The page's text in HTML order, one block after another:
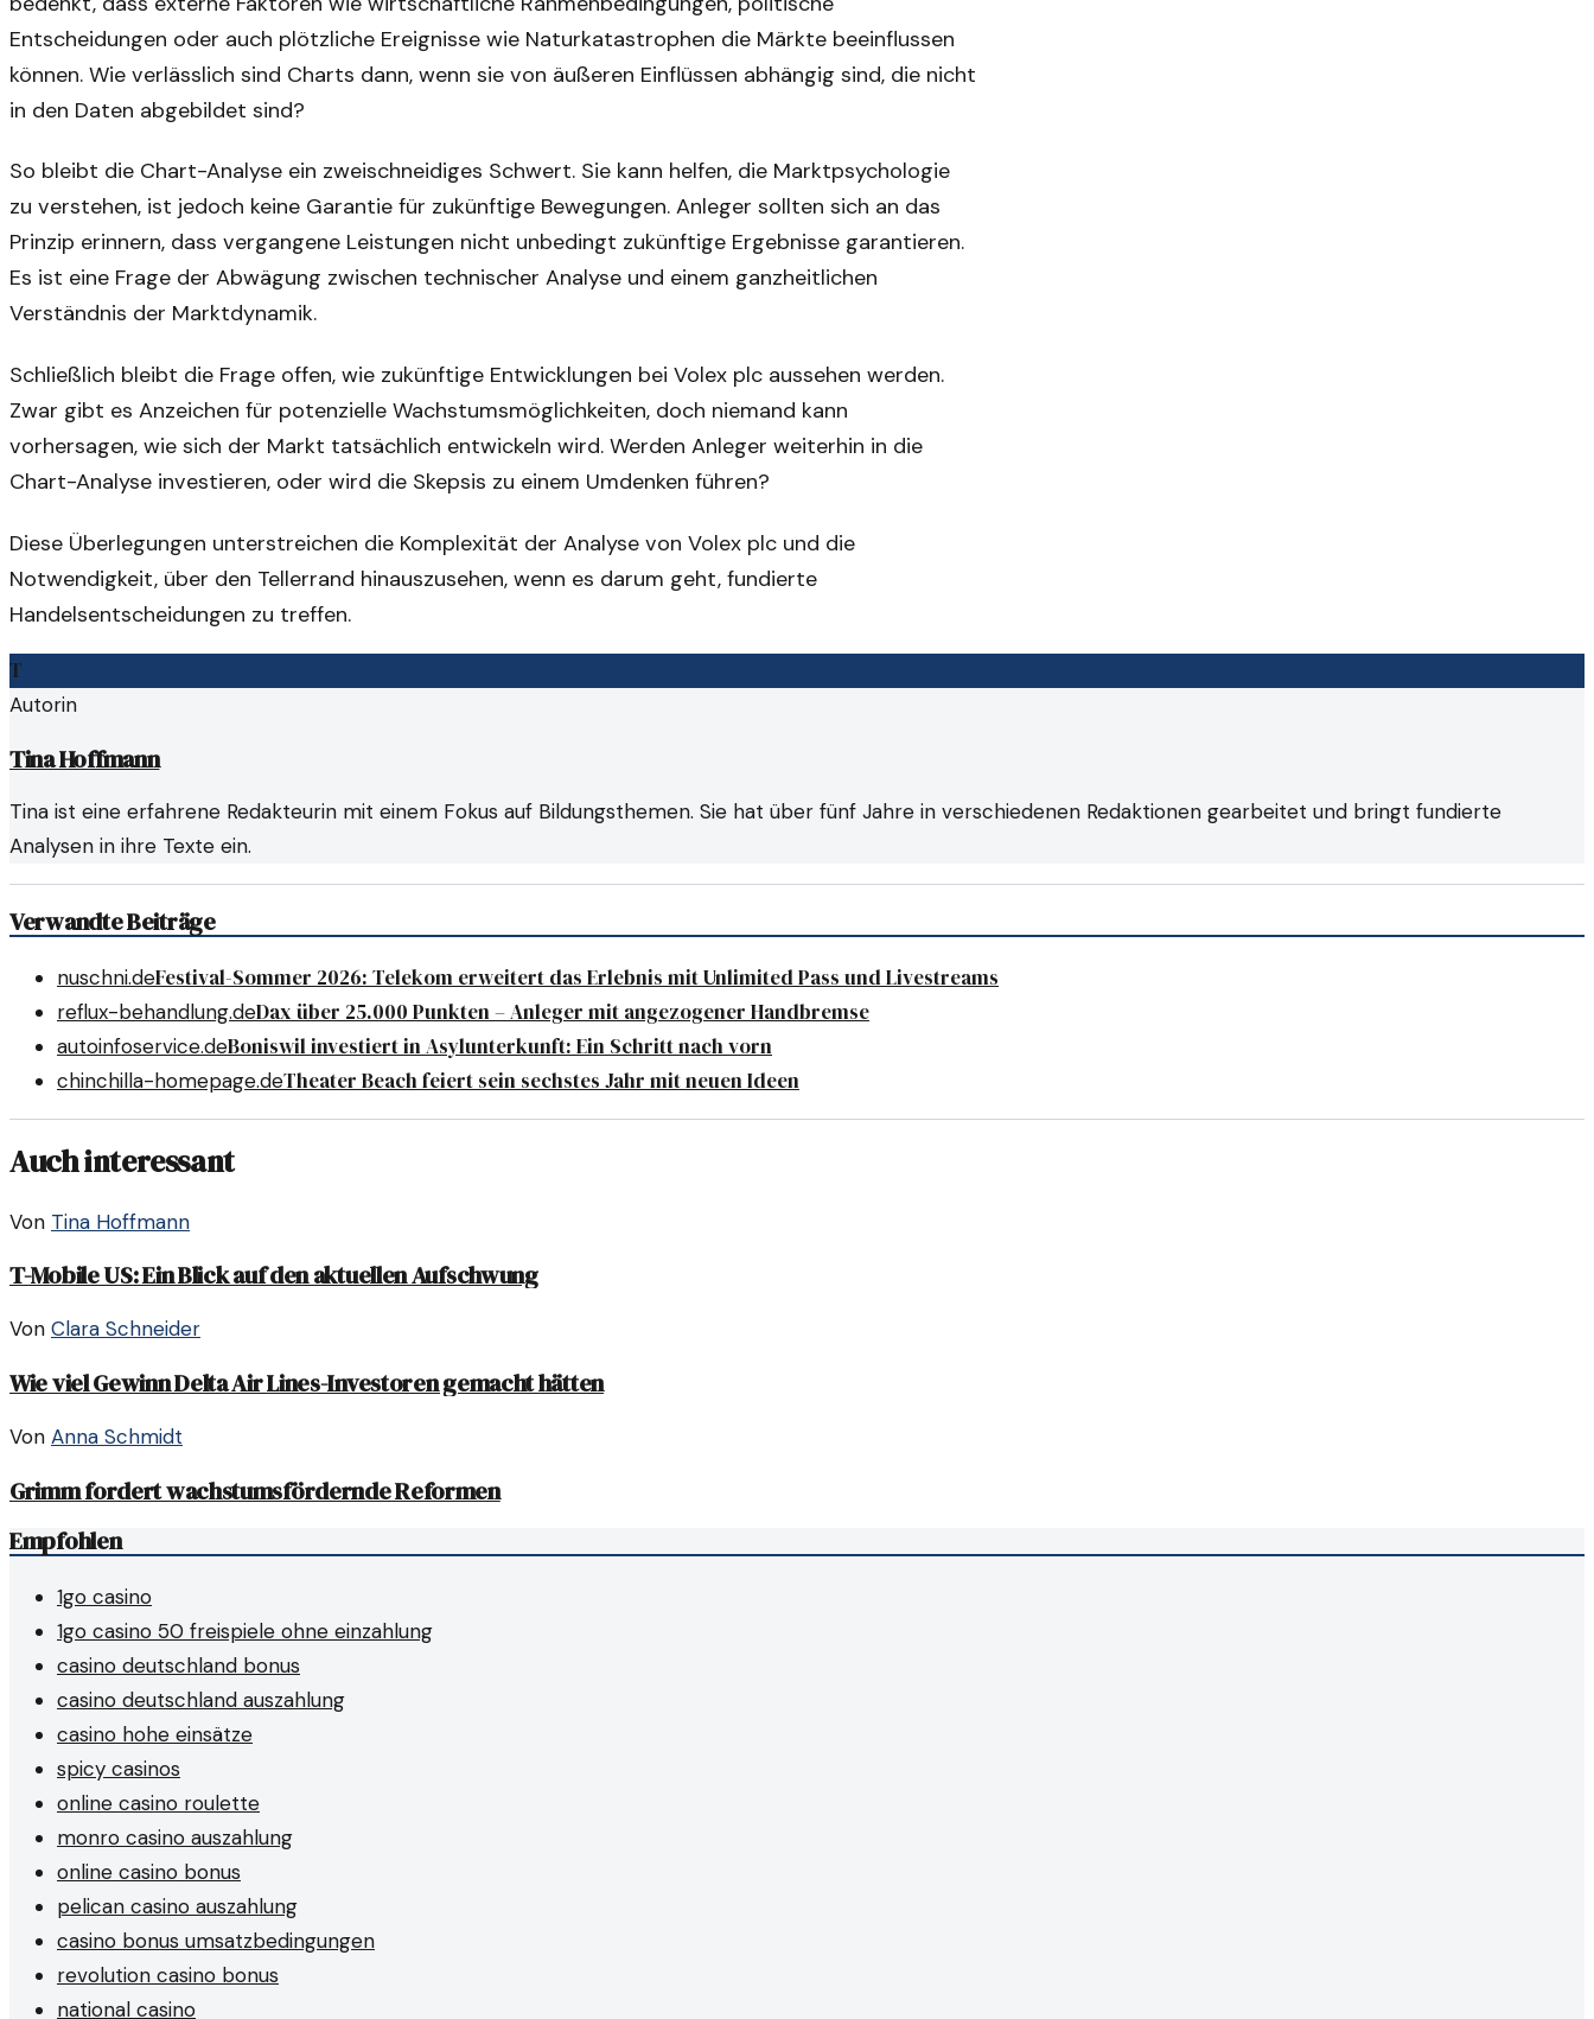
Entscheidungen oder auch plötzliche Ereignisse wie Naturkatastrophen die Märkte beeinflussen
können. Wie verlässlich sind Charts dann, wenn sie von äußeren Einflüssen abhängig sind, die nicht
in den Daten abgebildet sind?
So bleibt die Chart-Analyse ein zweischneidiges Schwert. Sie kann helfen, die Marktpsychologie
zu verstehen, ist jedoch keine Garantie für zukünftige Bewegungen. Anleger sollten sich an das
Prinzip erinnern, dass vergangene Leistungen nicht unbedingt zukünftige Ergebnisse garantieren.
Es ist eine Frage der Abwägung zwischen technischer Analyse und einem ganzheitlichen
Verständnis der Marktdynamik.
Schließlich bleibt die Frage offen, wie zukünftige Entwicklungen bei Volex plc aussehen werden.
Zwar gibt es Anzeichen für potenzielle Wachstumsmöglichkeiten, doch niemand kann
vorhersagen, wie sich der Markt tatsächlich entwickeln wird. Werden Anleger weiterhin in die
Chart-Analyse investieren, oder wird die Skepsis zu einem Umdenken führen?
Diese Überlegungen unterstreichen die Komplexität der Analyse von Volex plc und die
Notwendigkeit, über den Tellerrand hinauszusehen, wenn es darum geht, fundierte
Handelsentscheidungen zu treffen.
T
Autorin
Tina Hoffmann
Tina ist eine erfahrene Redakteurin mit einem Fokus auf Bildungsthemen. Sie hat über fünf Jahre in verschiedenen Redaktionen gearbeitet und bringt fundierte
Analysen in ihre Texte ein.
Verwandte Beiträge
nuschni.deFestival-Sommer 2026: Telekom erweitert das Erlebnis mit Unlimited Pass und Livestreams
reflux-behandlung.deDax über 25.000 Punkten – Anleger mit angezogener Handbremse
autoinfoservice.deBoniswil investiert in Asylunterkunft: Ein Schritt nach vorn
chinchilla-homepage.deTheater Beach feiert sein sechstes Jahr mit neuen Ideen
Auch interessant
Von Tina Hoffmann
T-Mobile US: Ein Blick auf den aktuellen Aufschwung
Von Clara Schneider
Wie viel Gewinn Delta Air Lines-Investoren gemacht hätten
Von Anna Schmidt
Grimm fordert wachstumsfördernde Reformen
Empfohlen
1go casino
1go casino 50 freispiele ohne einzahlung
casino deutschland bonus
casino deutschland auszahlung
casino hohe einsätze
spicy casinos
online casino roulette
monro casino auszahlung
online casino bonus
pelican casino auszahlung
casino bonus umsatzbedingungen
revolution casino bonus
national casino